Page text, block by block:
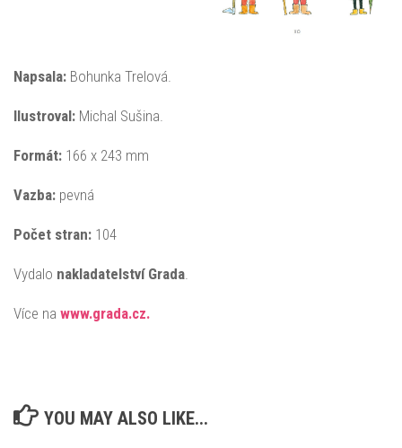
Napsala: Bohunka Trelová.
Ilustroval: Michal Sušina.
Formát: 166 x 243 mm
Vazba: pevná
Počet stran: 104
Vydalo nakladatelství Grada
Více na www.grada.cz.
YOU MAY ALSO LIKE...